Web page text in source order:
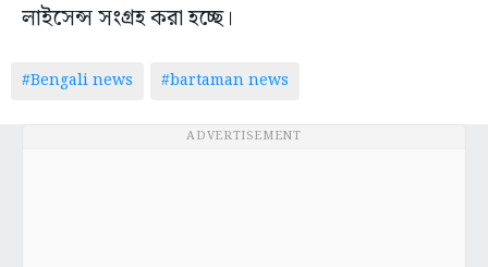
লাইসেন্স সংগ্রহ করা হচ্ছে।
#Bengali news #bartaman news
ADVERTISEMENT